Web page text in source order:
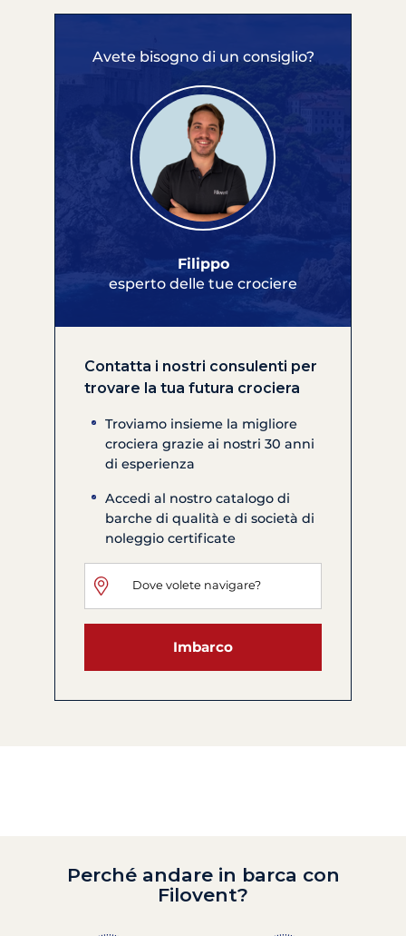
Avete bisogno di un consiglio?
Filippo
esperto delle tue crociere
Contatta i nostri consulenti per
trovare la tua futura crociera
Troviamo insieme la migliore
crociera grazie ai nostri 30 anni
di esperienza
Accedi al nostro catalogo di
barche di qualità e di società di
noleggio certificate
Imbarco
Perché andare in barca con
Filovent?